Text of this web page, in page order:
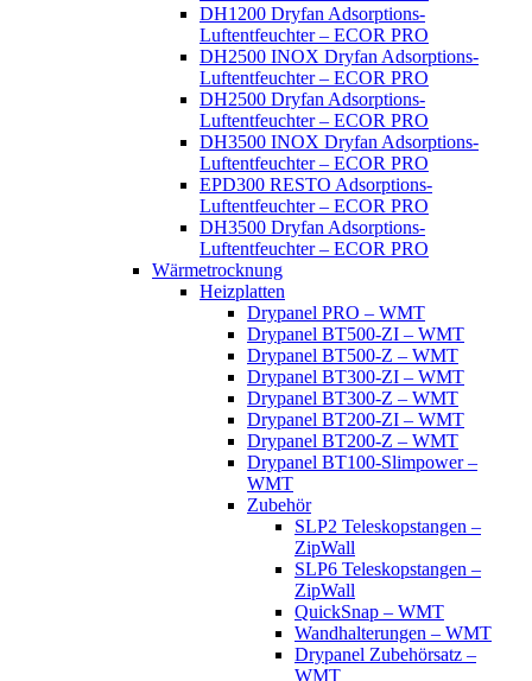
DH1200 Dryfan Adsorptions-
Luftentfeuchter – ECOR PRO
DH2500 INOX Dryfan Adsorptions-
Luftentfeuchter – ECOR PRO
DH2500 Dryfan Adsorptions-
Luftentfeuchter – ECOR PRO
DH3500 INOX Dryfan Adsorptions-
Luftentfeuchter – ECOR PRO
EPD300 RESTO Adsorptions-
Luftentfeuchter – ECOR PRO
DH3500 Dryfan Adsorptions-
Luftentfeuchter – ECOR PRO
Wärmetrocknung
Heizplatten
Drypanel PRO – WMT
Drypanel BT500-ZI – WMT
Drypanel BT500-Z – WMT
Drypanel BT300-ZI – WMT
Drypanel BT300-Z – WMT
Drypanel BT200-ZI – WMT
Drypanel BT200-Z – WMT
Drypanel BT100-Slimpower –
WMT
Zubehör
SLP2 Teleskopstangen –
ZipWall
SLP6 Teleskopstangen –
ZipWall
QuickSnap – WMT
Wandhalterungen – WMT
Drypanel Zubehörsatz –
WMT